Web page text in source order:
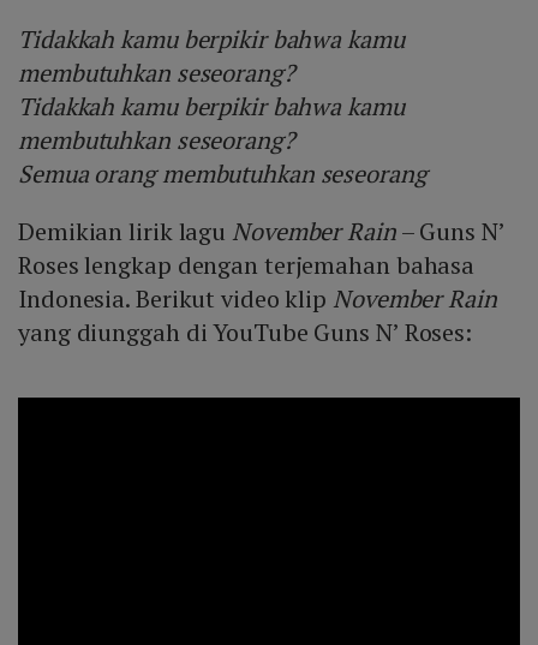
Tidakkah kamu berpikir bahwa kamu
membutuhkan seseorang?
Tidakkah kamu berpikir bahwa kamu
membutuhkan seseorang?
Semua orang membutuhkan seseorang
Demikian lirik lagu November Rain– Guns N’
Roses lengkap dengan terjemahan bahasa
Indonesia. Berikut video klip November Rain
yang diunggah di YouTube Guns N’ Roses: